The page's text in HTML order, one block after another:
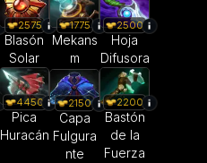
2575
Blasón
Solar
1775
Mekans
m
2500
Hoja
Difusora
4450
Pica
Huracán
2150
Capa
Fulgura
nte
2200
Bastón
de la
Fuerza